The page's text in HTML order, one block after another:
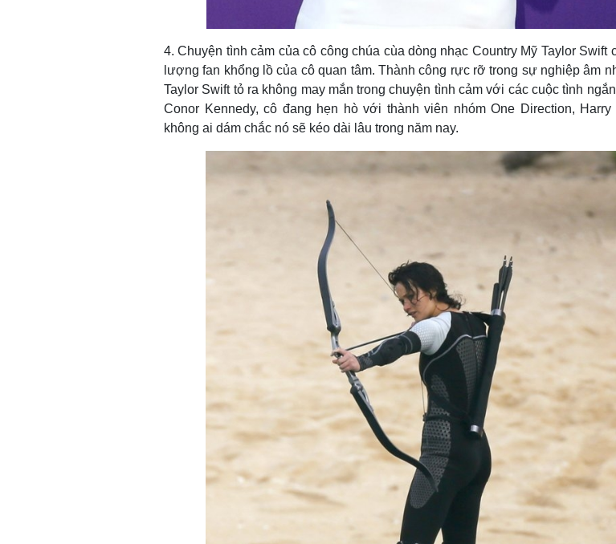
4. Chuyện tình cảm của cô công chúa cùa dòng nhạc Country Mỹ Taylor Swift
lượng fan khổng lồ của cô quan tâm. Thành công rực rỡ trong sự nghiệp âm
Taylor Swift tỏ ra không may mắn trong chuyện tình cảm với các cuộc tình
Conor Kennedy, cô đang hẹn hò với thành viên nhóm One Direction, Harry
không ai dám chắc nó sẽ kéo dài lâu trong năm nay.